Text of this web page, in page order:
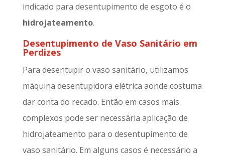
indicado para desentupimento de esgoto é o
hidrojateamento.
Desentupimento de Vaso Sanitário em
Perdizes
Para desentupir o vaso sanitário, utilizamos
máquina desentupidora elétrica aonde costuma
dar conta do recado. Então em casos mais
complexos pode ser necessária aplicação de
hidrojateamento para o desentupimento de
vaso sanitário. Em alguns casos é necessário a